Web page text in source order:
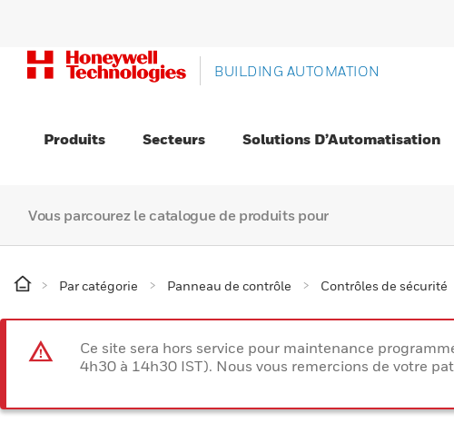
BUILDING AUTOMATION
Produits Secteurs Solutions D’Automatisation
Vous parcourez le catalogue de produits pour
Par catégorie Panneau de contrôle Contrôles de sécurité
Ce site sera hors service pour maintenance
4h30 à 14h30 IST). Nous vous remercions de votre